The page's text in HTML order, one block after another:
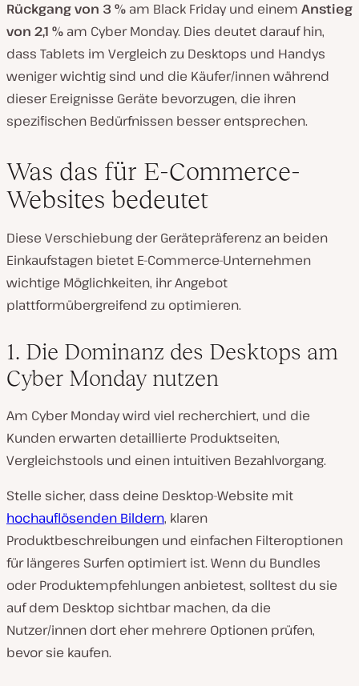
Rückgang von 3 % am Black Friday und einem Anstieg
von 2,1 % am Cyber Monday. Dies deutet darauf hin,
dass Tablets im Vergleich zu Desktops und Handys
weniger wichtig sind und die Käufer/innen während
dieser Ereignisse Geräte bevorzugen, die ihren
spezifischen Bedürfnissen besser entsprechen.
Was das für E-Commerce-
Websites bedeutet
Diese Verschiebung der Gerätepräferenz an beiden
Einkaufstagen bietet E-Commerce-Unternehmen
wichtige Möglichkeiten, ihr Angebot
plattformübergreifend zu optimieren.
1. Die Dominanz des Desktops am
Cyber Monday nutzen
Am Cyber Monday wird viel recherchiert, und die
Kunden erwarten detaillierte Produktseiten,
Vergleichstools und einen intuitiven Bezahlvorgang.
Stelle sicher, dass deine Desktop-Website mit
hochauflösenden Bildern, klaren
Produktbeschreibungen und einfachen Filteroptionen
für längeres Surfen optimiert ist. Wenn du Bundles
oder Produktempfehlungen anbietest, solltest du sie
auf dem Desktop sichtbar machen, da die
Nutzer/innen dort eher mehrere Optionen prüfen,
bevor sie kaufen.